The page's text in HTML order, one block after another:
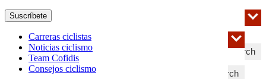
Search
Suscríbete
Search
Carreras ciclistas
Noticias ciclismo
Team Cofidis
Consejos ciclismo